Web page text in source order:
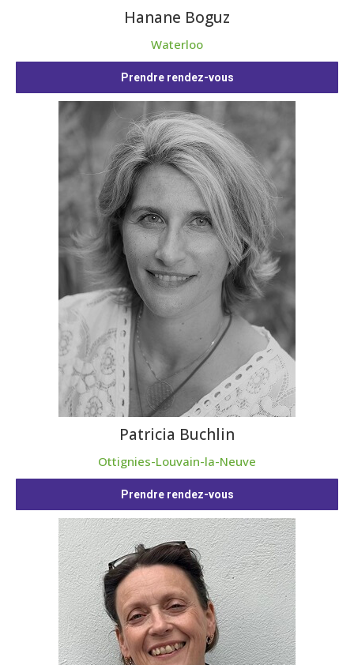
Hanane Boguz
Waterloo
Prendre rendez-vous
Patricia Buchlin
Ottignies-Louvain-la-Neuve
Prendre rendez-vous